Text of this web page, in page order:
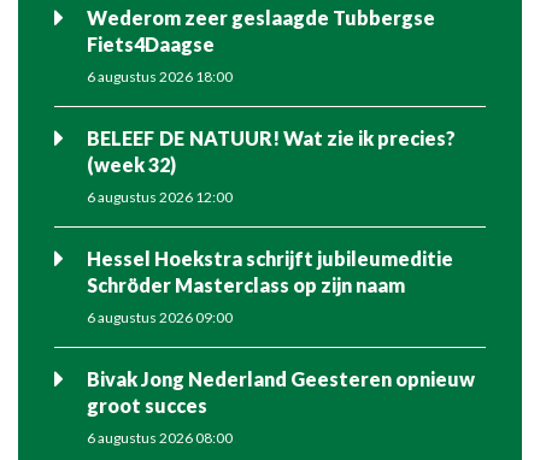
Wederom zeer geslaagde Tubbergse
Fiets4Daagse
6 augustus 2026 18:00
BELEEF DE NATUUR! Wat zie ik precies?
(week 32)
6 augustus 2026 12:00
Hessel Hoekstra schrijft jubileumeditie
Schröder Masterclass op zijn naam
6 augustus 2026 09:00
Bivak Jong Nederland Geesteren opnieuw
groot succes
6 augustus 2026 08:00